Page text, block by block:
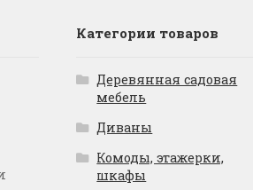
Категории товаров
Деревянная садовая
мебель
Диваны
Комоды, этажерки,
шкафы